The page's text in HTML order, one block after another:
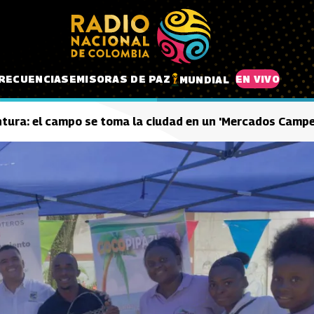
EMISORAS DE PAZ MUNDIAL EN VIVO
el campo se toma la ciudad en un 'Mercados